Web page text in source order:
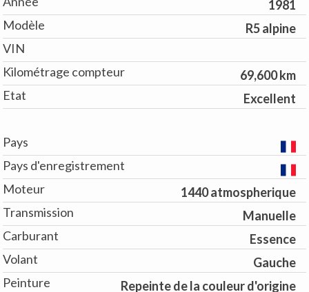
1981
Modèle
R5 alpine
VIN
Kilométrage compteur
69,600 km
Etat
Excellent
Pays
Pays d'enregistrement
Moteur
1440 atmospherique
Transmission
Manuelle
Carburant
Essence
Volant
Gauche
Peinture
Repeinte de la couleur d'origine